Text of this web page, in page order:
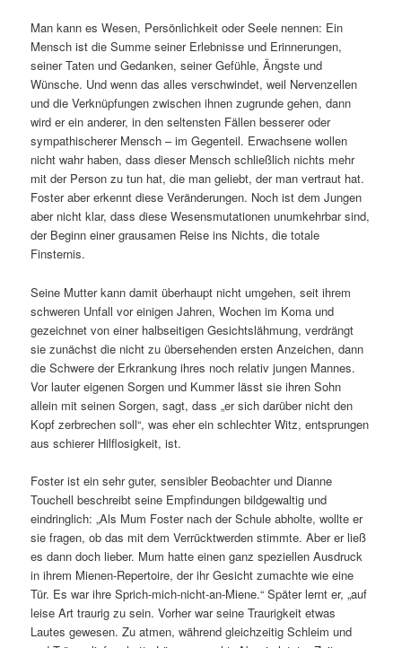
Man kann es Wesen, Persönlichkeit oder Seele nennen: Ein
Mensch ist die Summe seiner Erlebnisse und Erinnerungen,
seiner Taten und Gedanken, seiner Gefühle, Ängste und
Wünsche. Und wenn das alles verschwindet, weil Nervenzellen
und die Verknüpfungen zwischen ihnen zugrunde gehen, dann
wird er ein anderer, in den seltensten Fällen besserer oder
sympathischerer Mensch – im Gegenteil. Erwachsene wollen
nicht wahr haben, dass dieser Mensch schließlich nichts mehr
mit der Person zu tun hat, die man geliebt, der man vertraut hat.
Foster aber erkennt diese Veränderungen. Noch ist dem Jungen
aber nicht klar, dass diese Wesensmutationen unumkehrbar sind,
der Beginn einer grausamen Reise ins Nichts, die totale
Finsternis.
Seine Mutter kann damit überhaupt nicht umgehen, seit ihrem
schweren Unfall vor einigen Jahren, Wochen im Koma und
gezeichnet von einer halbseitigen Gesichtslähmung, verdrängt
sie zunächst die nicht zu übersehenden ersten Anzeichen, dann
die Schwere der Erkrankung ihres noch relativ jungen Mannes.
Vor lauter eigenen Sorgen und Kummer lässt sie ihren Sohn
allein mit seinen Sorgen, sagt, dass „er sich darüber nicht den
Kopf zerbrechen soll“, was eher ein schlechter Witz, entsprungen
aus schierer Hilflosigkeit, ist.
Foster ist ein sehr guter, sensibler Beobachter und Dianne
Touchell beschreibt seine Empfindungen bildgewaltig und
eindringlich: „Als Mum Foster nach der Schule abholte, wollte er
sie fragen, ob das mit dem Verrücktwerden stimmte. Aber er ließ
es dann doch lieber. Mum hatte einen ganz speziellen Ausdruck
in ihrem Mienen-Repertoire, der ihr Gesicht zumachte wie eine
Tür. Es war ihre Sprich-mich-nicht-an-Miene.“ Später lernt er, „auf
leise Art traurig zu sein. Vorher war seine Traurigkeit etwas
Lautes gewesen. Zu atmen, während gleichzeitig Schleim und